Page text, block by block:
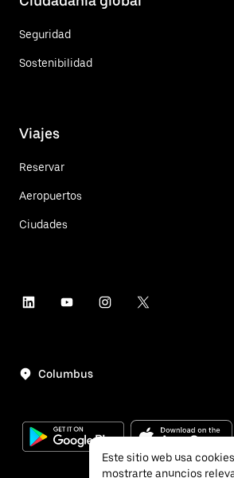
Seguridad
Sostenibilidad
Viajes
Reservar
Aeropuertos
Ciudades
Columbus
Este sitio web usa
mostrarte anuncios